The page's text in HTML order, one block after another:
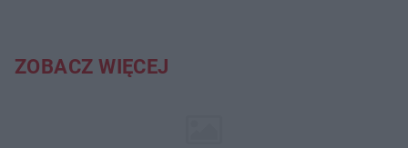
ZOBACZ WIĘCEJ